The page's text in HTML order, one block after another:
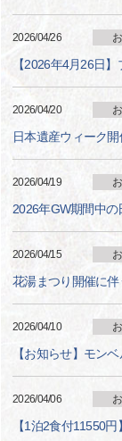
2026/04/26
【2026年4月26日
2026/04/20
日本遺産ウィーク
2026/04/19
2026年GW期間中
2026/04/15
花湯まつり開催に
2026/04/10
【お知らせ】モン
2026/04/06
【1泊2食付11550